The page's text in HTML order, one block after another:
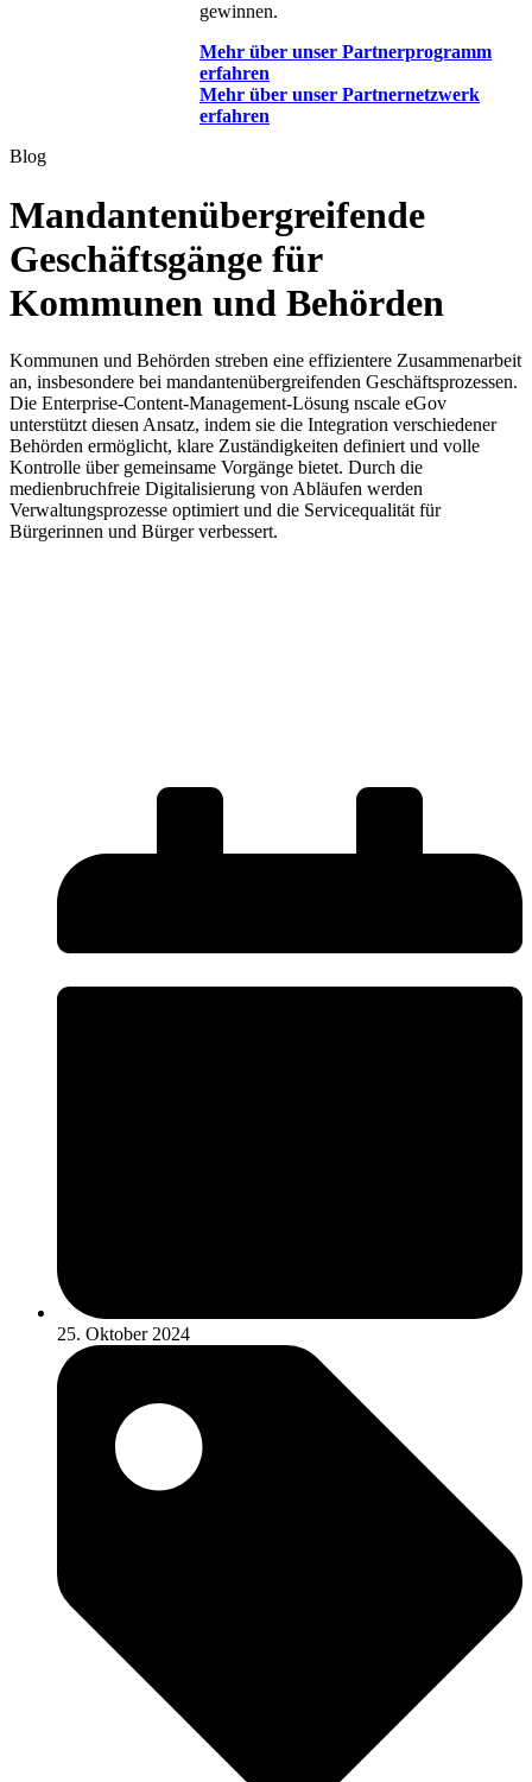
gewinnen.
Mehr über unser Partnerprogramm
erfahren
Mehr über unser Partnernetzwerk
erfahren
Blog
Mandantenübergreifende
Geschäftsgänge für
Kommunen und Behörden
Kommunen und Behörden streben eine effizientere Zusammenarbeit
an, insbesondere bei mandantenübergreifenden Geschäftsprozessen.
Die Enterprise-Content-Management-Lösung nscale eGov
unterstützt diesen Ansatz, indem sie die Integration verschiedener
Behörden ermöglicht, klare Zuständigkeiten definiert und volle
Kontrolle über gemeinsame Vorgänge bietet. Durch die
medienbruchfreie Digitalisierung von Abläufen werden
Verwaltungsprozesse optimiert und die Servicequalität für
Bürgerinnen und Bürger verbessert.
25. Oktober 2024